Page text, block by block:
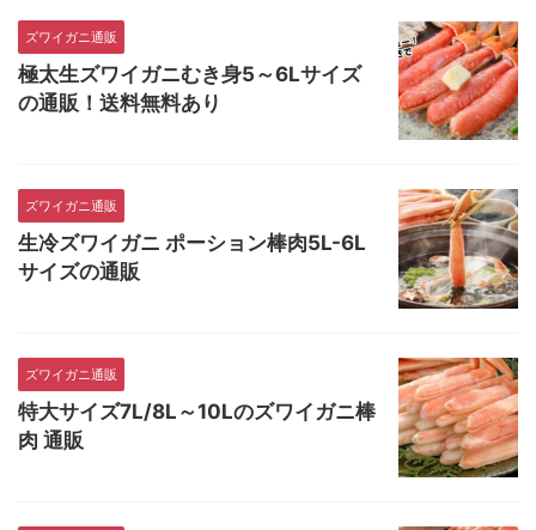
ズワイガニ通販
極太生ズワイガニむき身5～6Lサイズ
の通販！送料無料あり
ズワイガニ通販
生冷ズワイガニ ポーション棒肉5L-6L
サイズの通販
ズワイガニ通販
特大サイズ7L/8L～10Lのズワイガニ棒
肉 通販